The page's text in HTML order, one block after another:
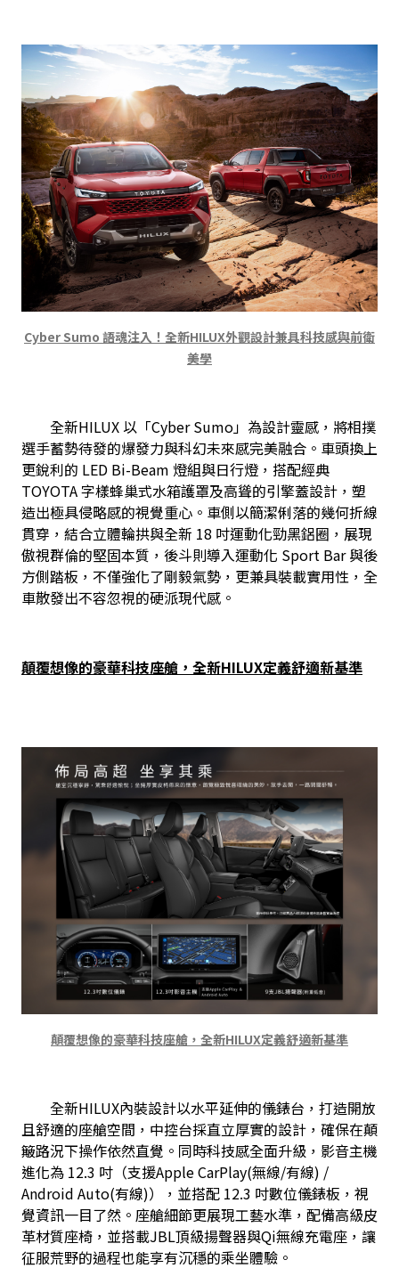
Cyber Sumo 語魂注入！全新HILUX外觀設計兼具科技感與前衛
美學
全新HILUX 以「Cyber Sumo」為設計靈感，將相撲
選手蓄勢待發的爆發力與科幻未來感完美融合。車頭換上
更銳利的 LED Bi-Beam 燈組與日行燈，搭配經典
TOYOTA 字樣蜂巢式水箱護罩及高聳的引擎蓋設計，塑
造出極具侵略感的視覺重心。車側以簡潔俐落的幾何折線
貫穿，結合立體輪拱與全新 18 吋運動化勁黑鋁圈，展現
傲視群倫的堅固本質，後斗則導入運動化 Sport Bar 與後
方側踏板，不僅強化了剛毅氣勢，更兼具裝載實用性，全
車散發出不容忽視的硬派現代感。
顛覆想像的豪華科技座艙，全新HILUX定義舒適新基準
顛覆想像的豪華科技座艙，全新HILUX定義舒適新基準
全新HILUX內裝設計以水平延伸的儀錶台，打造開放
且舒適的座艙空間，中控台採直立厚實的設計，確保在顛
簸路況下操作依然直覺。同時科技感全面升級，影音主機
進化為 12.3 吋（支援Apple CarPlay(無線/有線) /
Android Auto(有線)），並搭配 12.3 吋數位儀錶板，視
覺資訊一目了然。座艙細節更展現工藝水準，配備高級皮
革材質座椅，並搭載JBL頂級揚聲器與Qi無線充電座，讓
征服荒野的過程也能享有沉穩的乘坐體驗。